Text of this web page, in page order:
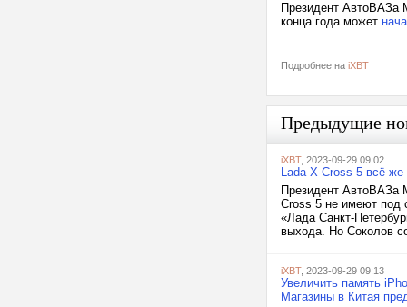
Президент АвтоВАЗа
конца года может
Подробнее на iXBT
Предыдущие
iXBT, 2023-09-29 09:02
Lada X-Cross 5 всё
Президент АвтоВАЗа
Cross 5 не имеют под
«Лада Санкт-
выхода. Но Соколов
iXBT, 2023-09-29 09:13
Увеличить память
Магазины в Китая